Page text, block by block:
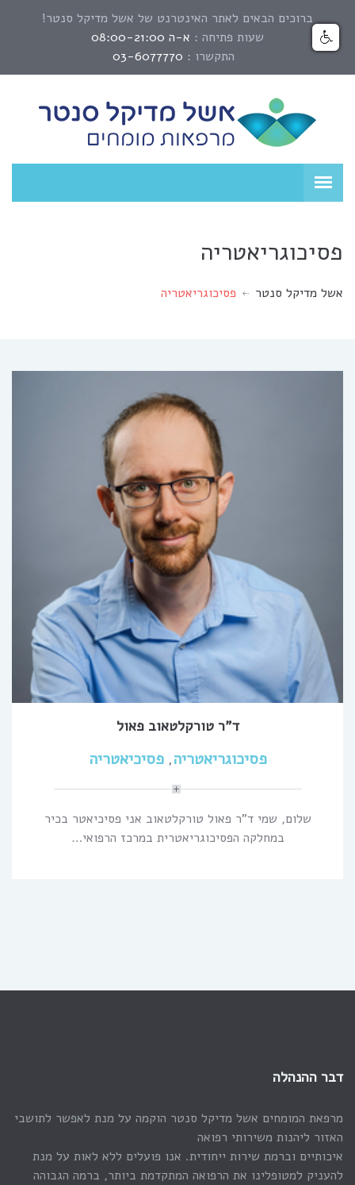
ברוכים הבאים לאתר האינטרנט של אשל מדיקל סנטר!
שעות פתיחה : א-ה 08:00-21:00
התקשרו : 03-6077770
פסיכוגריאטריה
אשל מדיקל סנטר פסיכוגריאטריה
ד”ר טורקלטאוב פאול
פסיכוגריאטריה,פסיכיאטריה
שלום, שמי ד”ר פאול טורקלטאוב אני פסיכיאטר בכיר
במחלקה הפסיכוגריאטרית במרכז הרפואי…
דבר ההנהלה
מרפאת המומחים אשל מדיקל סנטר הוקמה על מנת לאפשר לתושבי
האזור ליהנות משירותי רפואה
איכותיים וברמת שירות ייחודית. אנו פועלים ללא לאות על מנת
להעניק למטופלינו את הרפואה המתקדמת ביותר, ברמה הגבוהה